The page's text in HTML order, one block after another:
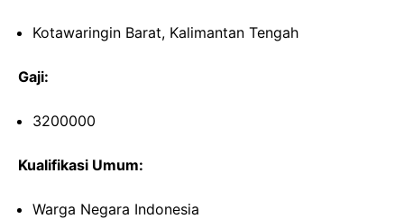
Kotawaringin Barat, Kalimantan Tengah
Gaji:
3200000
Kualifikasi Umum:
Warga Negara Indonesia